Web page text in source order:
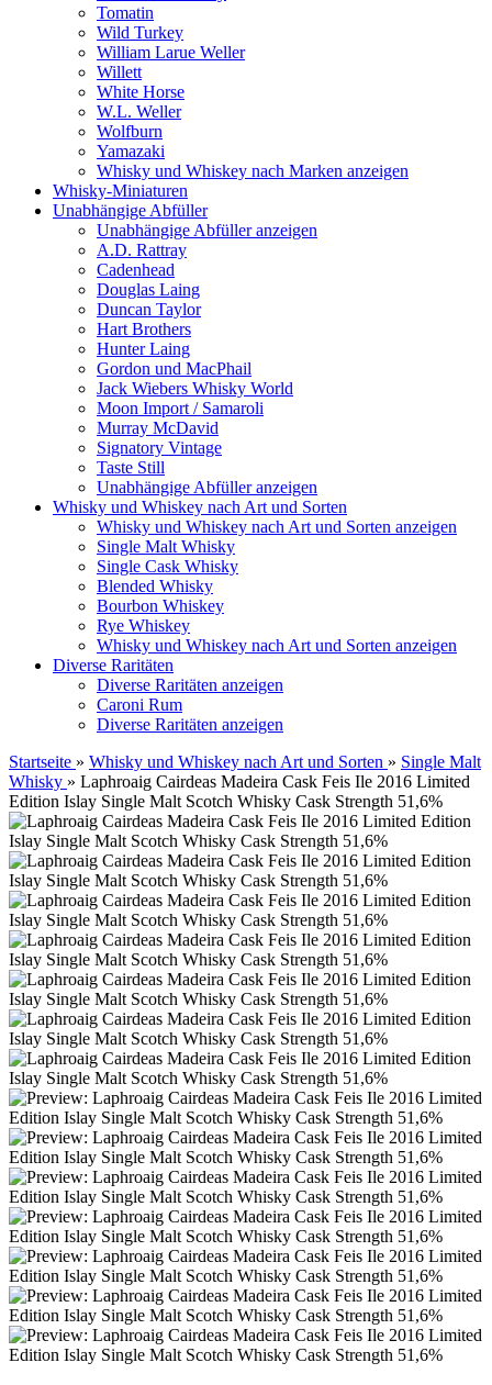
Tomatin
Wild Turkey
William Larue Weller
Willett
White Horse
W.L. Weller
Wolfburn
Yamazaki
Whisky und Whiskey nach Marken anzeigen
Whisky-Miniaturen
Unabhängige Abfüller
Unabhängige Abfüller anzeigen
A.D. Rattray
Cadenhead
Douglas Laing
Duncan Taylor
Hart Brothers
Hunter Laing
Gordon und MacPhail
Jack Wiebers Whisky World
Moon Import / Samaroli
Murray McDavid
Signatory Vintage
Taste Still
Unabhängige Abfüller anzeigen
Whisky und Whiskey nach Art und Sorten
Whisky und Whiskey nach Art und Sorten anzeigen
Single Malt Whisky
Single Cask Whisky
Blended Whisky
Bourbon Whiskey
Rye Whiskey
Whisky und Whiskey nach Art und Sorten anzeigen
Diverse Raritäten
Diverse Raritäten anzeigen
Caroni Rum
Diverse Raritäten anzeigen
Startseite » Whisky und Whiskey nach Art und Sorten » Single Malt
Whisky » Laphroaig Cairdeas Madeira Cask Feis Ile 2016 Limited
Edition Islay Single Malt Scotch Whisky Cask Strength 51,6%